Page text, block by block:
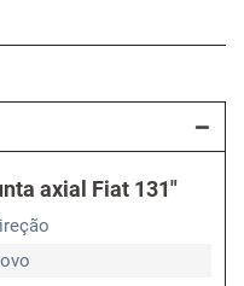
axial Fiat 131"